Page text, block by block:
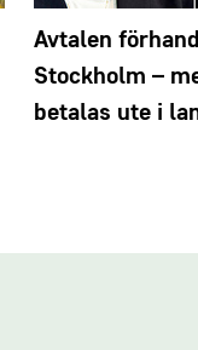
Avtalen
Stockholm –
betalas ute i